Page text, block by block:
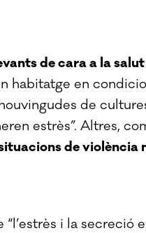
de cara a la
habitatge en
de
estrès”. Altres,
de violència
i la secreció